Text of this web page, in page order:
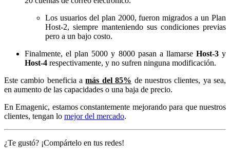
Los usuarios del plan 2000, fueron migrados a un Plan
Host-2, siempre manteniendo sus condiciones previas
pero a un bajo costo.
Finalmente, el plan 5000 y 8000 pasan a llamarse Host-3y
Host-4 respectivamente, y no sufren ninguna modificación.
Este cambio beneficia amás del 85% de nuestros clientes, ya sea,
en aumento de las capacidades o una baja de precio.
En Emagenic, estamos constantemente mejorando para que nuestros
clientes, tengan lo mejor del mercado.
¿Te gustó? ¡Compártelo en tus redes!